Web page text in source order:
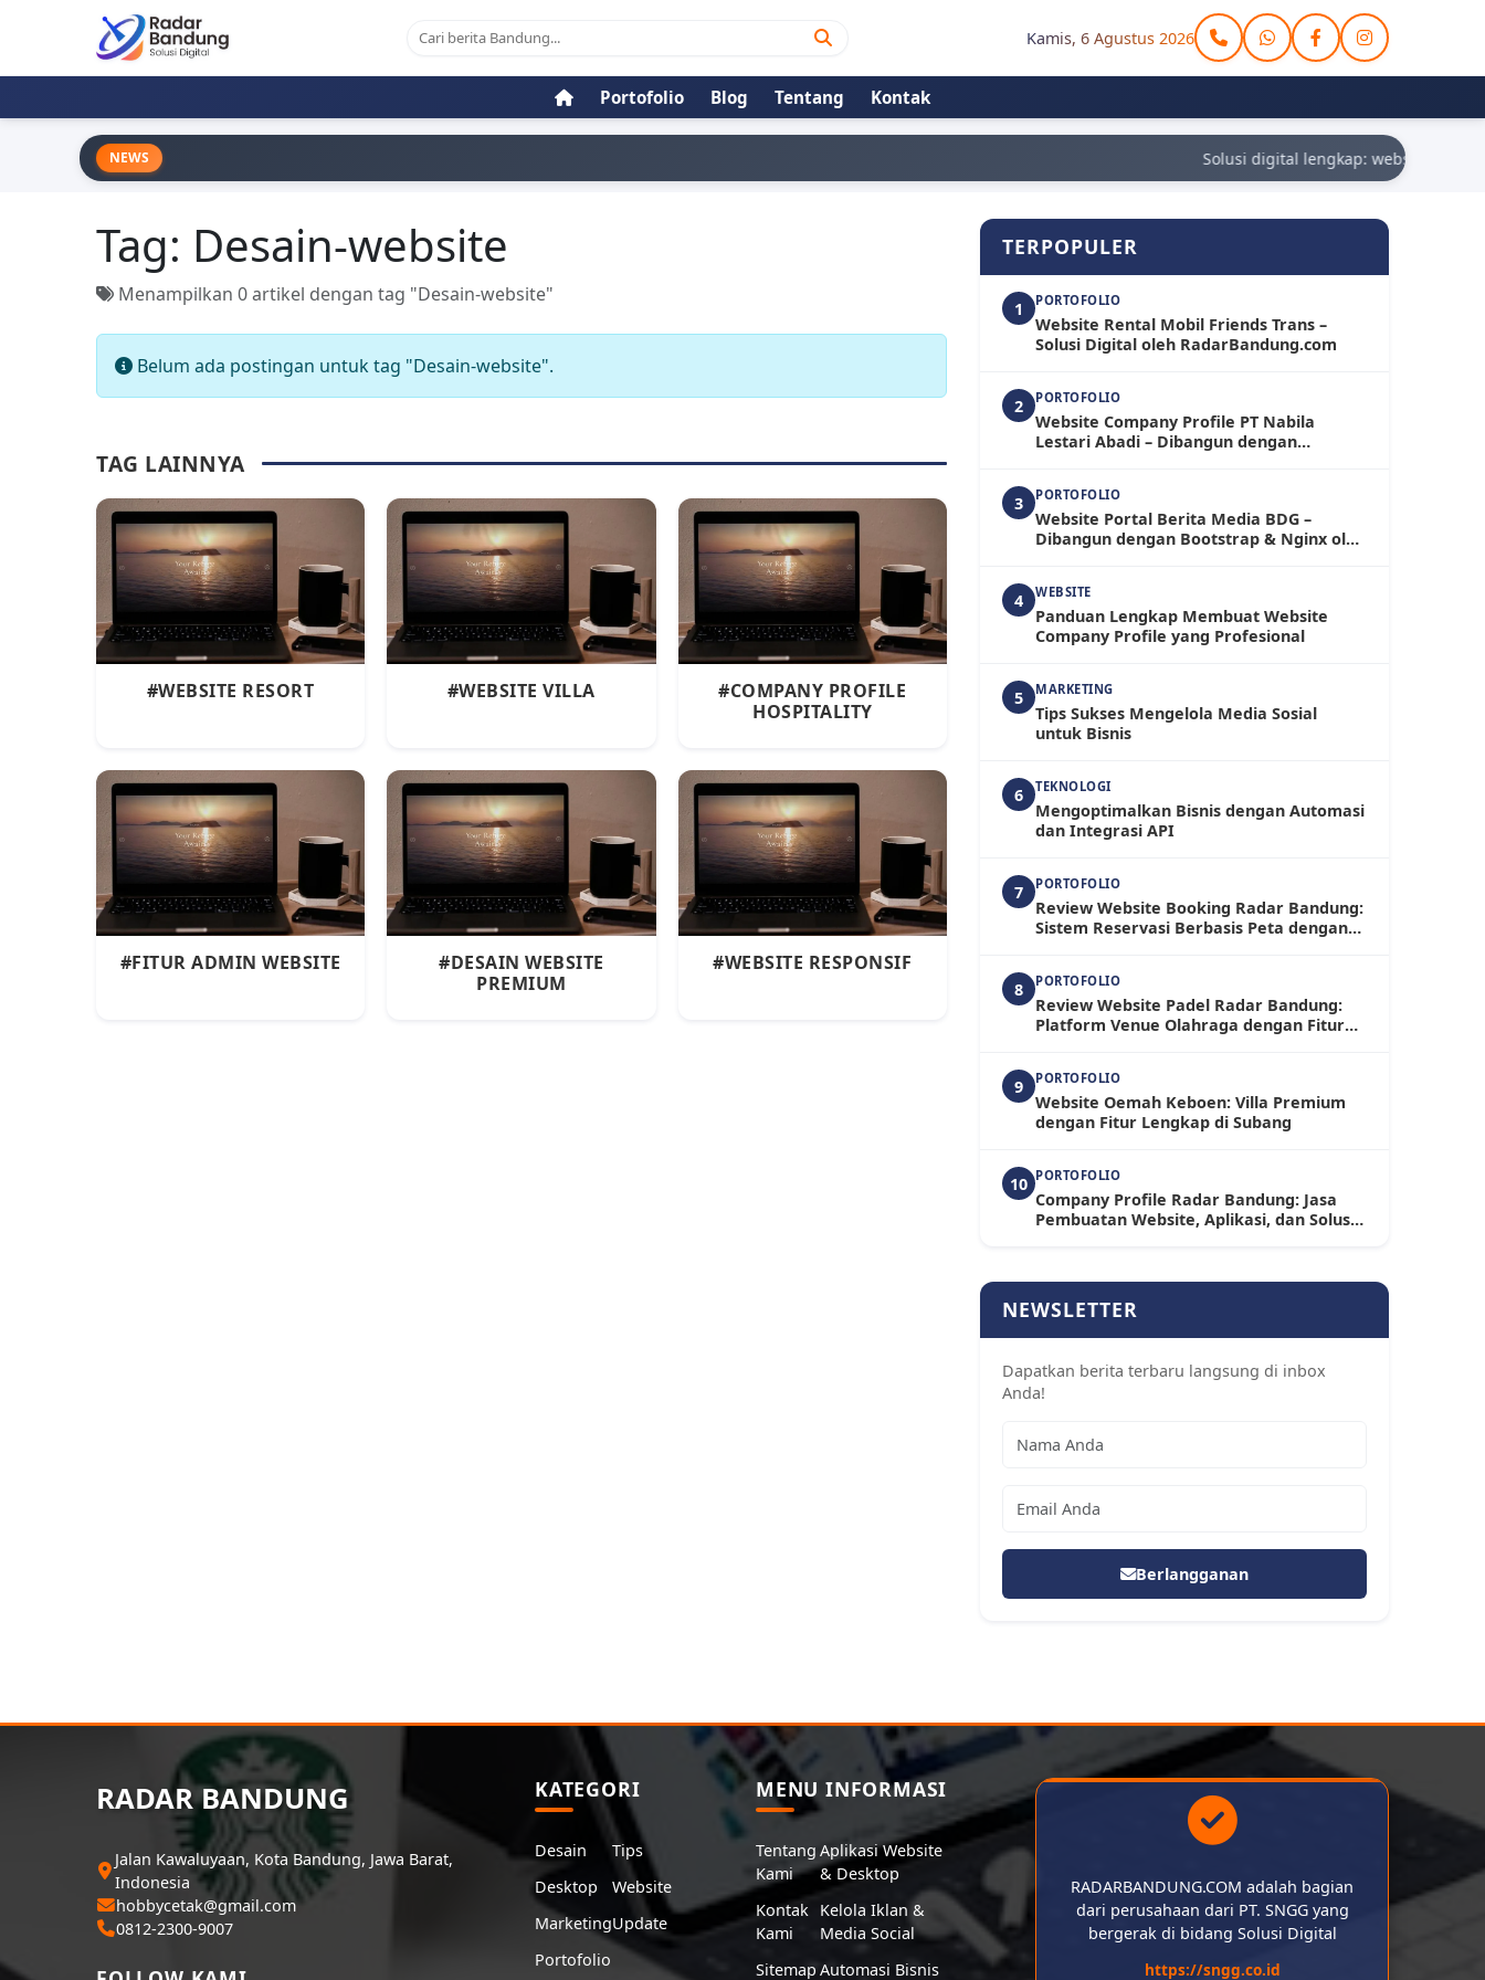
Kamis, 6 Agustus 2026
Portofolio Blog Tentang Kontak
NEWS Solusi digital lengkap: website, aplikasi
Tag: Desain-website
Menampilkan 0 artikel dengan tag "Desain-website"
Belum ada postingan untuk tag "Desain-website".
TAG LAINNYA
#WEBSITE RESORT #WEBSITE VILLA
#COMPANY PROFILE
HOSPITALITY
#FITUR ADMIN WEBSITE
#DESAIN WEBSITE
PREMIUM
#WEBSITE RESPONSIF
TERPOPULER
1 PORTOFOLIO
Website Rental Mobil Friends Trans –
Solusi Digital oleh RadarBandung.com
2 PORTOFOLIO
Website Company Profile PT Nabila
Lestari Abadi – Dibangun dengan
3
PORTOFOLIO
Website Portal Berita Media BDG –
Dibangun dengan Bootstrap & Nginx oleh
4
WEBSITE
Panduan Lengkap Membuat Website
Company Profile yang Profesional
5 MARKETING
Tips Sukses Mengelola Media Sosial
untuk Bisnis
6 TEKNOLOGI
Mengoptimalkan Bisnis dengan Automasi
dan Integrasi API
7 PORTOFOLIO
Review Website Booking Radar Bandung:
Sistem Reservasi Berbasis Peta dengan
8
PORTOFOLIO
Review Website Padel Radar Bandung:
Platform Venue Olahraga dengan Fitur
9
PORTOFOLIO
Website Oemah Keboen: Villa Premium
dengan Fitur Lengkap di Subang
10 PORTOFOLIO
Company Profile Radar Bandung: Jasa
Pembuatan Website, Aplikasi, dan Solusi
NEWSLETTER
Dapatkan berita terbaru langsung di inbox
Anda!
Berlangganan
RADAR BANDUNG
Jalan Kawaluyaan, Kota Bandung, Jawa Barat,
Indonesia
hobbycetak@gmail.com
0812-2300-9007
KATEGORI
Desain
Desktop
Marketing
Portofolio
Tips
Website
Update
MENU INFORMASI
Tentang
Kami
Kontak
Kami
Sitemap
Aplikasi Website
& Desktop
Kelola Iklan &
Media Social
Automasi Bisnis
RADARBANDUNG.COM adalah bagian
dari perusahaan dari PT. SNGG yang
bergerak di bidang Solusi Digital
https://sngg.co.id